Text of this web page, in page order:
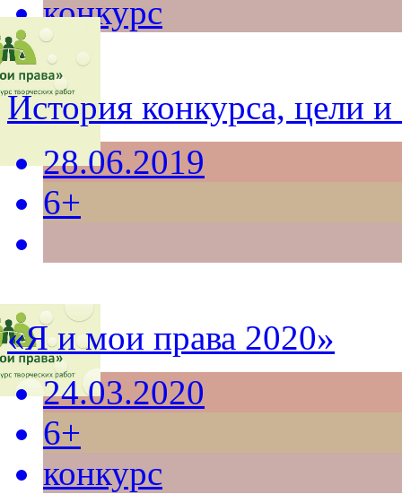
конкурс
История конкурса, цели и
28.06.2019
6+
«Я и мои права 2020»
24.03.2020
6+
конкурс